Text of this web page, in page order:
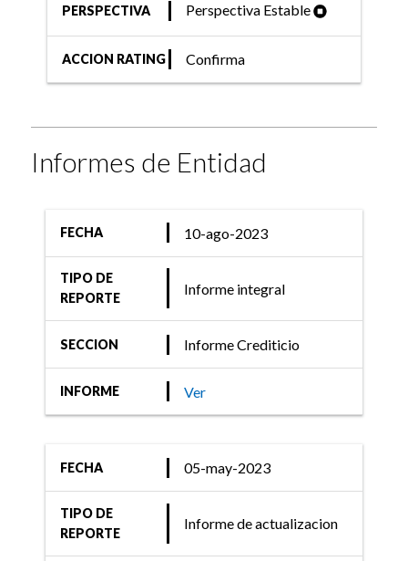
PERSPECTIVA Perspectiva Estable
ACCION RATING Confirma
Informes de Entidad
FECHA 10-ago-2023
TIPO DE
REPORTE
Informe integral
SECCION Informe Crediticio
INFORME Ver
FECHA 05-may-2023
TIPO DE
REPORTE
Informe de actualizacion